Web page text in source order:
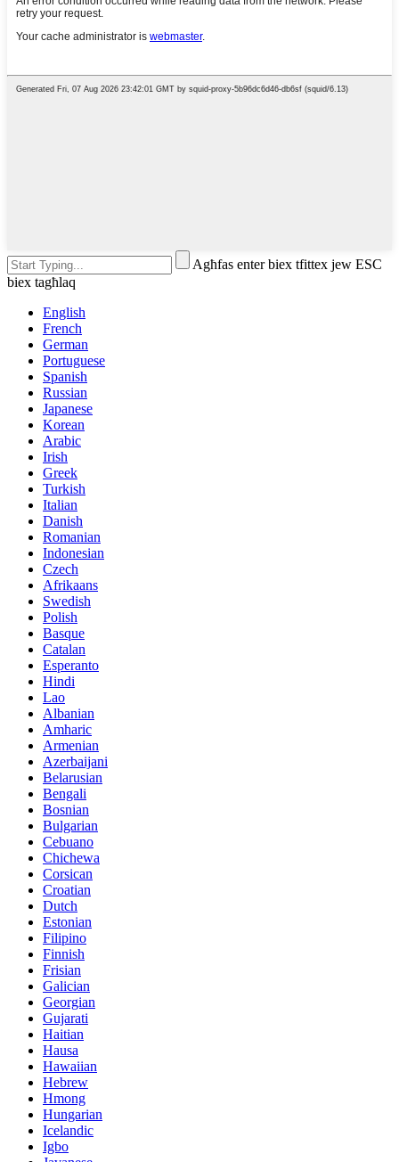
Agħfas enter biex tfittex jew ESC
biex tagħlaq
English
French
German
Portuguese
Spanish
Russian
Japanese
Korean
Arabic
Irish
Greek
Turkish
Italian
Danish
Romanian
Indonesian
Czech
Afrikaans
Swedish
Polish
Basque
Catalan
Esperanto
Hindi
Lao
Albanian
Amharic
Armenian
Azerbaijani
Belarusian
Bengali
Bosnian
Bulgarian
Cebuano
Chichewa
Corsican
Croatian
Dutch
Estonian
Filipino
Finnish
Frisian
Galician
Georgian
Gujarati
Haitian
Hausa
Hawaiian
Hebrew
Hmong
Hungarian
Icelandic
Igbo